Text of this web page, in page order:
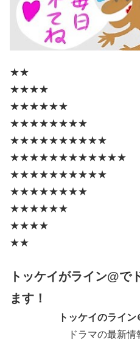
★★
★★★★
★★★★★★
★★★★★★★★
★★★★★★★★★★
★★★★★★★★★★★★
★★★★★★★★★★
★★★★★★★★
★★★★★★
★★★★
★★
トッケイがライン@で
ます！
トッケイのライ
ドラマの最新情